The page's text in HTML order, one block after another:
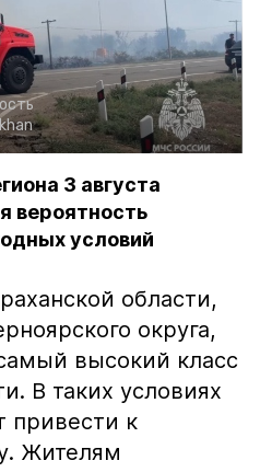
3 августа
вероятность
условий
области,
округа,
высокий класс
В таких условиях
привести к
Жителям